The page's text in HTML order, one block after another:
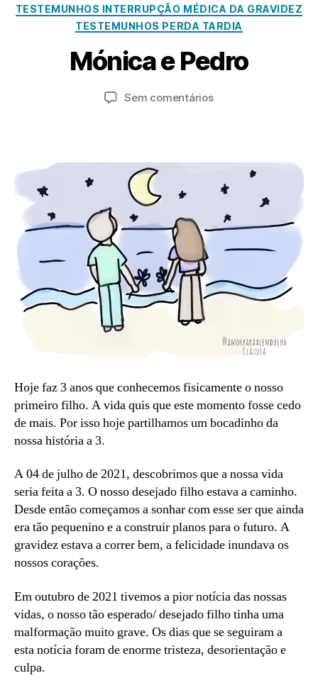
TESTEMUNHOS INTERRUPÇÃO MÉDICA DA GRAVIDEZ
TESTEMUNHOS PERDA TARDIA
Mónica e Pedro
Autor
o
d
Data
o
v
e
m
b
o
0
4
Sem comentáriosem
Hoje faz 3 anos que conhecemos fisicamente o nosso
primeiro filho. A vida quis que este momento fosse cedo
de mais. Por isso hoje partilhamos um bocadinho da
nossa história a 3.
A 04 de julho de 2021, descobrimos que a nossa vida
seria feita a 3. O nosso desejado filho estava a caminho.
Desde então começamos a sonhar com esse ser que ainda
era tão pequenino e a construir planos para o futuro. A
gravidez estava a correr bem, a felicidade inundava os
nossos corações.
Em outubro de 2021 tivemos a pior notícia das nossas
vidas, o nosso tão esperado/ desejado filho tinha uma
malformação muito grave. Os dias que se seguiram a
esta notícia foram de enorme tristeza, desorientação e
culpa.